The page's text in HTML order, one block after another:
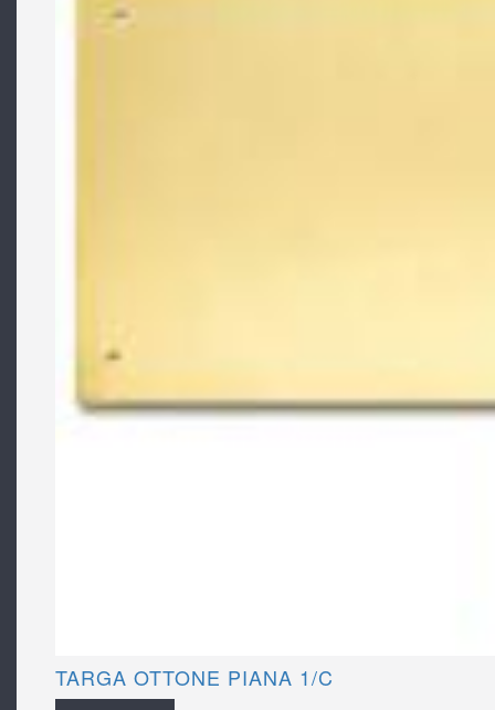
TARGA OTTONE PIANA 1/C